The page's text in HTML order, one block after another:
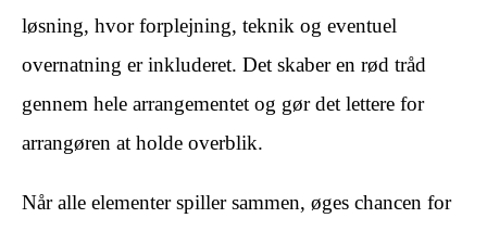
løsning, hvor forplejning, teknik og eventuel
overnatning er inkluderet. Det skaber en rød tråd
gennem hele arrangementet og gør det lettere for
arrangøren at holde overblik.
Når alle elementer spiller sammen, øges chancen for